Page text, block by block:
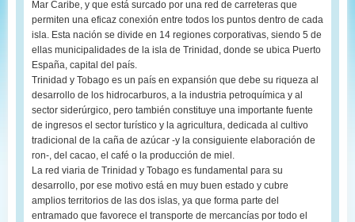
Mar Caribe, y que está surcado por una red de carreteras que
permiten una eficaz conexión entre todos los puntos dentro de cada
isla. Esta nación se divide en 14 regiones corporativas, siendo 5 de
ellas municipalidades de la isla de Trinidad, donde se ubica Puerto
España, capital del país.
Trinidad y Tobago es un país en expansión que debe su riqueza al
desarrollo de los hidrocarburos, a la industria petroquímica y al
sector siderúrgico, pero también constituye una importante fuente
de ingresos el sector turístico y la agricultura, dedicada al cultivo
tradicional de la caña de azúcar -y la consiguiente elaboración de
ron-, del cacao, el café o la producción de miel.
La red viaria de Trinidad y Tobago es fundamental para su
desarrollo, por ese motivo está en muy buen estado y cubre
amplios territorios de las dos islas, ya que forma parte del
entramado que favorece el transporte de mercancías por todo el